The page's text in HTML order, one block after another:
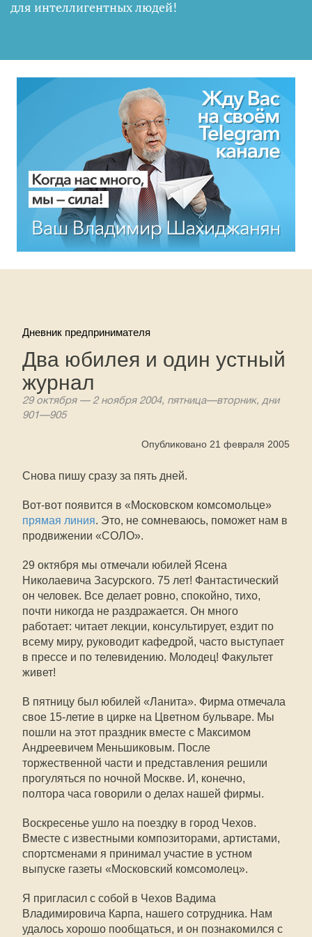
для интеллигентных людей!
Дневник предпринимателя
Два юбилея и один устный
журнал
29 октября — 2 ноября 2004, пятница—вторник, дни
901—905
Опубликовано 21 февраля 2005
Снова пишу сразу за пять дней.
Вот-вот появится в «Московском комсомольце»
прямая линия. Это, не сомневаюсь, поможет нам в
продвижении «СОЛО».
29 октября мы отмечали юбилей Ясена
Николаевича Засурского. 75 лет! Фантастический
он человек. Все делает ровно, спокойно, тихо,
почти никогда не раздражается. Он много
работает: читает лекции, консультирует, ездит по
всему миру, руководит кафедрой, часто выступает
в прессе и по телевидению. Молодец! Факультет
живет!
В пятницу был юбилей «Ланита». Фирма отмечала
свое 15-летие в цирке на Цветном бульваре. Мы
пошли на этот праздник вместе с Максимом
Андреевичем Меньшиковым. После
торжественной части и представления решили
прогуляться по ночной Москве. И, конечно,
полтора часа говорили о делах нашей фирмы.
Воскресенье ушло на поездку в город Чехов.
Вместе с известными композиторами, артистами,
спортсменами я принимал участие в устном
выпуске газеты «Московский комсомолец».
Я пригласил с собой в Чехов Вадима
Владимировича Карпа, нашего сотрудника. Нам
удалось хорошо пообщаться, и он познакомился с